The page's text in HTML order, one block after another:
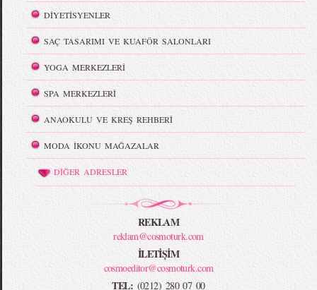
DİYETİSYENLER
SAÇ TASARIMI VE KUAFÖR SALONLARI
YOGA MERKEZLERİ
SPA MERKEZLERİ
ANAOKULU VE KREŞ REHBERİ
MODA İKONU MAĞAZALAR
DİĞER ADRESLER
REKLAM
reklam@cosmoturk.com
İLETİŞİM
cosmoeditor@cosmoturk.com
TEL: (0212) 280 07 00